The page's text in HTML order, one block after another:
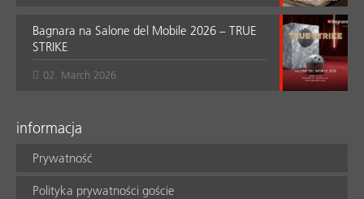
Bagnara na Salone del Mobile 2026 – TRUE
STRIKE
02. March 2026
informacja
Prywatność
Polityka prywatności goście